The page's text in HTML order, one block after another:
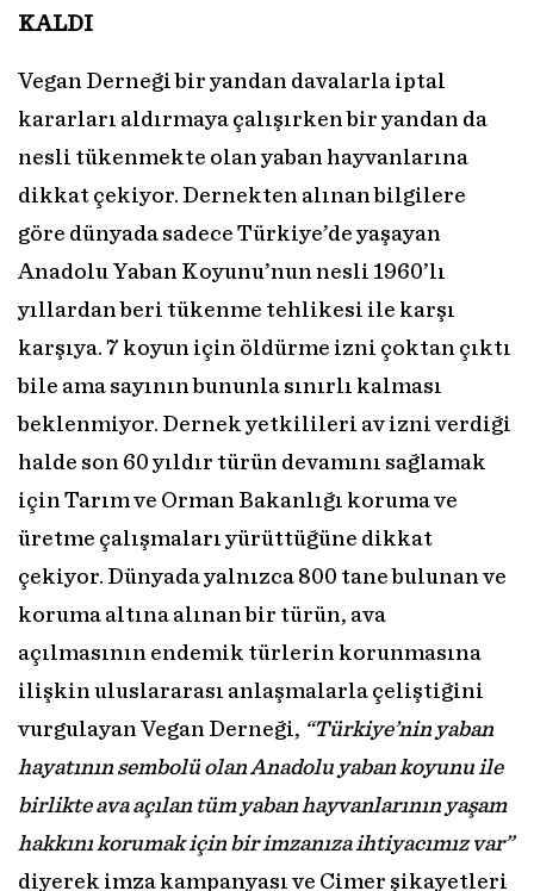
KALDI
Vegan Derneği bir yandan davalarla iptal
kararları aldırmaya çalışırken bir yandan da
nesli tükenmekte olan yaban hayvanlarına
dikkat çekiyor. Dernekten alınan bilgilere
göre dünyada sadece Türkiye’de yaşayan
Anadolu Yaban Koyunu’nun nesli 1960’lı
yıllardan beri tükenme tehlikesi ile karşı
karşıya. 7 koyun için öldürme izni çoktan çıktı
bile ama sayının bununla sınırlı kalması
beklenmiyor. Dernek yetkilileri av izni verdiği
halde son 60 yıldır türün devamını sağlamak
için Tarım ve Orman Bakanlığı koruma ve
üretme çalışmaları yürüttüğüne dikkat
çekiyor. Dünyada yalnızca 800 tane bulunan ve
koruma altına alınan bir türün, ava
açılmasının endemik türlerin korunmasına
ilişkin uluslararası anlaşmalarla çeliştiğini
vurgulayan Vegan Derneği, “Türkiye’nin yaban
hayatının sembolü olan Anadolu yaban koyunu ile
birlikte ava açılan tüm yaban hayvanlarının yaşam
hakkını korumak için bir imzanıza ihtiyacımız var”
diyerek imza kampanyası ve Cimer şikayetleri